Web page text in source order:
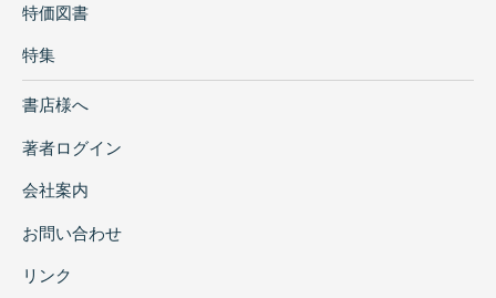
特価図書
特集
書店様へ
著者ログイン
会社案内
お問い合わせ
リンク